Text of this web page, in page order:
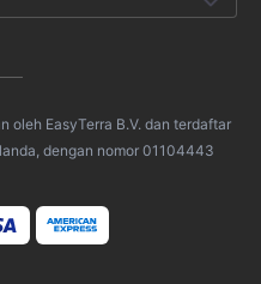
oleh EasyTerra B.V. dan terdaftar
dengan nomor 01104443